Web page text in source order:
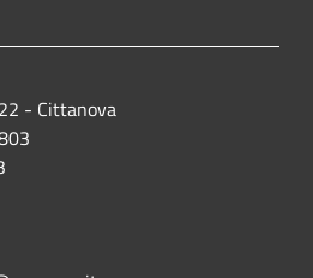
- Cittanova